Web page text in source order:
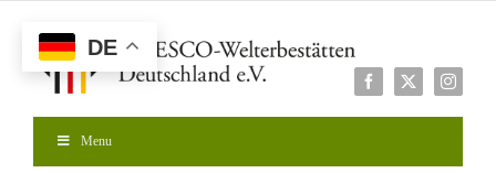
springen
Facebook
X
Menu
DE